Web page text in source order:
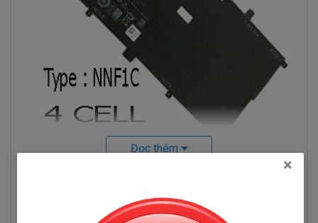
Hình pin Dell Xps 13-9365
9365 Những Hư Hỏng Thường Gặp
Đọc thêm
×